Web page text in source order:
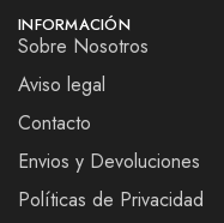
INFORMACIÓN
Sobre Nosotros
Aviso legal
Contacto
Envios y Devoluciones
Políticas de Privacidad